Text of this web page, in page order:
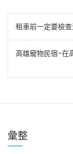
文
章
租車前一定要檢
高雄寵物民宿-在
彙整